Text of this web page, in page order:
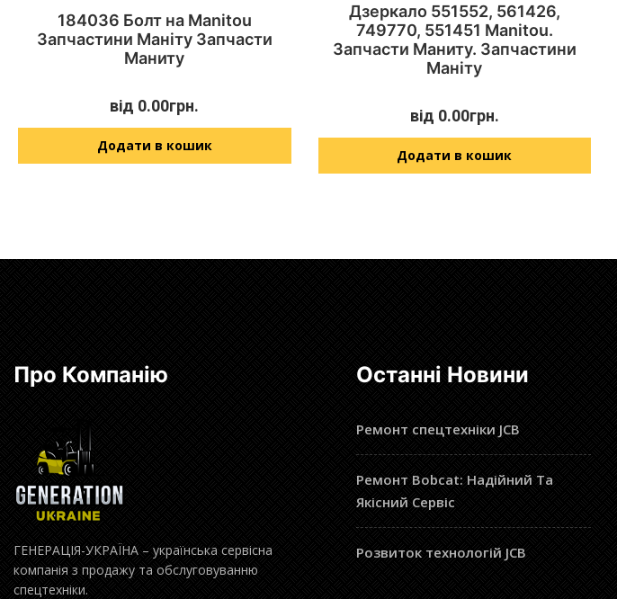
184036 Болт на Manitou
Запчастини Маніту Запчасти
Маниту
від 0.00грн.
Додати в кошик
Дзеркало 551552, 561426,
749770, 551451 Manitou.
Запчасти Маниту. Запчастини
Маніту
від 0.00грн.
Додати в кошик
Про Компанію
ГЕНЕРАЦІЯ-УКРАЇНА – українська сервісна
компанія з продажу та обслуговуванню
спецтехніки.
Останні Новини
Ремонт спецтехніки JCB
Ремонт Bobcat: Надійний Та
Якісний Сервіс
Розвиток технологій JCB